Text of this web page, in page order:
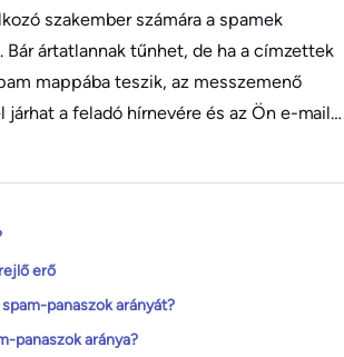
szakember számára a spamek
Bár ártatlannak tűnhet, de ha a címzettek
mappába teszik, az messzemenő
járhat a feladó hírnevére és az Ön e-mail…
erő
panaszok arányát?
panaszok aránya?